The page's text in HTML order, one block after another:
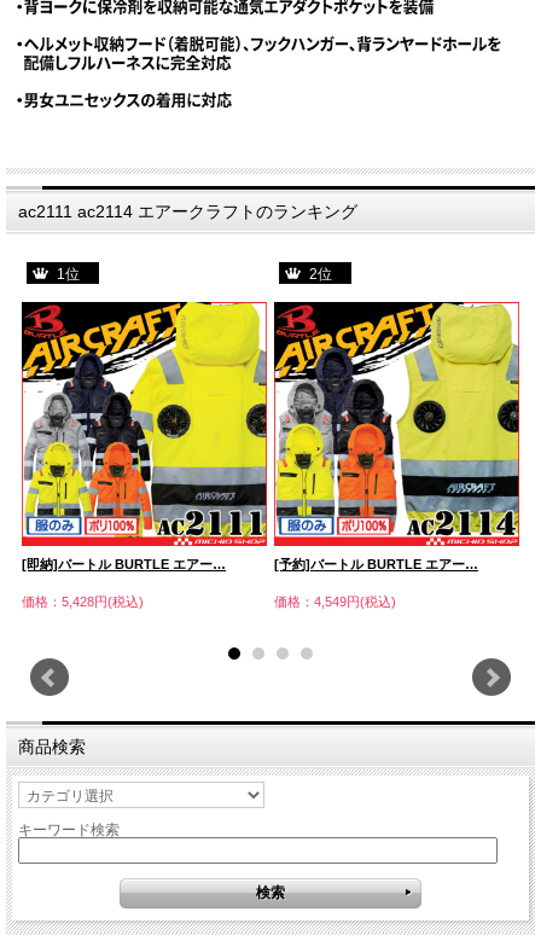
ac2111 ac2114 エアークラフトのランキング
1位
[即納]バートル BURTLE エアー…
価格：5,428円(税込)
2位
[予約]バートル BURTLE エアー…
価格：4,549円(税込)
商品検索
キーワード検索